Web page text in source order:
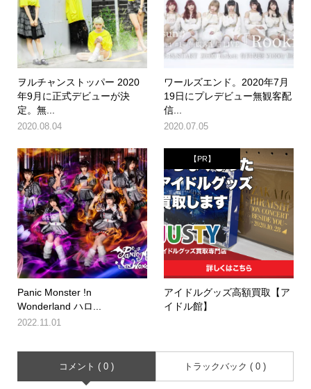
ヲルチャンストッパー 2020
年9月に正式デビューが決
定。無...
2020.08.04
ワールズエンド。2020年7月
19日にプレデビュー無観客配
信...
2020.07.05
Panic Monster !n
Wonderland ハロ...
2022.11.01
【PR】
アイドルグッズ高額買取【ア
イドル館】
コメント ( 0 ) トラックバック ( 0 )